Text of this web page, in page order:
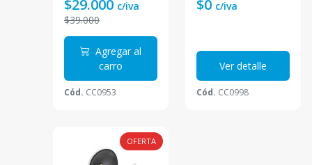
$29.000 c/iva
$39.000
Agregar al
carro
Cód. CC0953
$0 c/iva
Ver detalle
Cód. CC0998
OFERTA